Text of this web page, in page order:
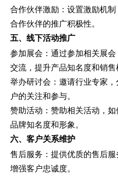
合作伙伴激励：设置激励机
合作伙伴的推广积极性。
五、线下活动推广
参加展会：通过参加相关展
交流，提升产品知名度和销售
举办研讨会：邀请行业专家
户的关注和参与。
赞助活动：赞助相关活动，
品牌知名度和形象。
六、客户关系维护
售后服务：提供优质的售后服
增强客户忠诚度。